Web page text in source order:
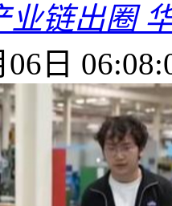
业链出圈
日